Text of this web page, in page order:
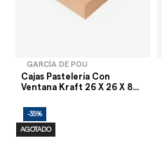
GARCÍA DE POU
Cajas Pastelería Con
Ventana Kraft 26 X 26 X 8...
-35%
AGOTADO